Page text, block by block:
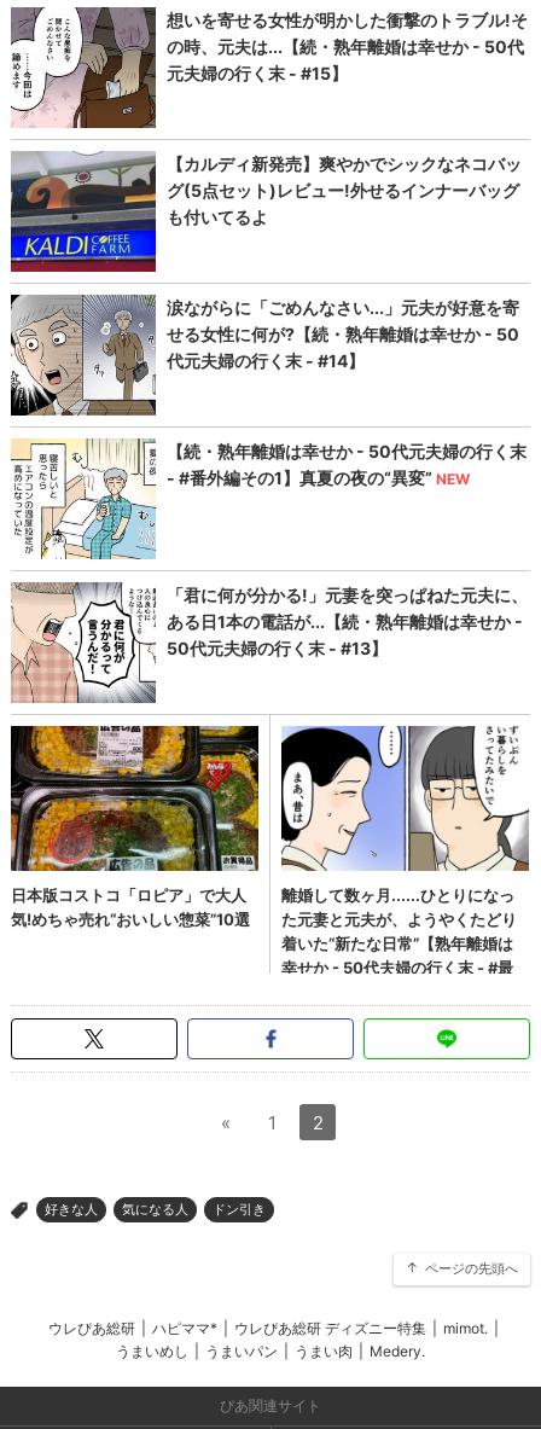
« 1 2
> 好きな人 気になる人 ドン引き
ページの先頭へ
ウレぴあ総研 ハピママ* ウレぴあ総研 ディズニー特集 mimot.
うまいめし
うまいパン うまい肉 Medery.
ぴあ関連サイト